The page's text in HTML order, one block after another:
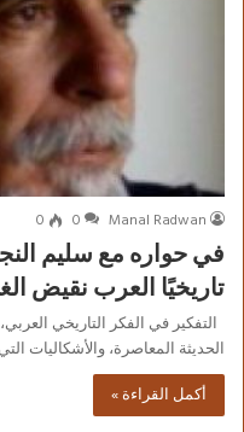
Manal Radwan
0
0
في حواره مع سليم
تاريخيًا العرب نقيض
التفكير في الفكر التاريخي
الحديثة المعاصرة، والأشكاليات
أكمل القراءة »